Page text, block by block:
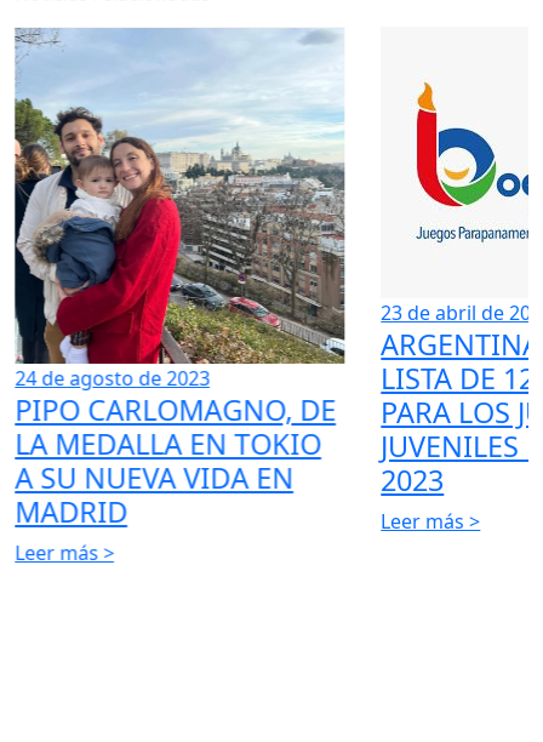
24 de agosto de 2023
PIPO CARLOMAGNO, DE
LA MEDALLA EN TOKIO
A SU NUEVA VIDA EN
MADRID
Leer más >
23 de abril de
LISTA DE
PARA LOS
JUVENILES
2023
Leer más >